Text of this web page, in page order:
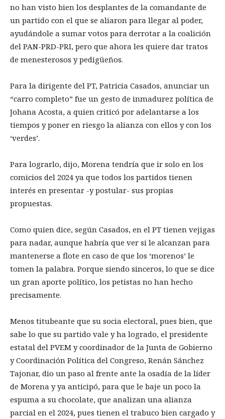
no han visto bien los desplantes de la comandante de
un partido con el que se aliaron para llegar al poder,
ayudándole a sumar votos para derrotar a la coalición
del PAN-PRD-PRI, pero que ahora les quiere dar tratos
de menesterosos y pedigüeños.
Para la dirigente del PT, Patricia Casados, anunciar un
“carro completo” fue un gesto de inmadurez política de
Johana Acosta, a quien criticó por adelantarse a los
tiempos y poner en riesgo la alianza con ellos y con los
‘verdes’.
Para lograrlo, dijo, Morena tendría que ir solo en los
comicios del 2024 ya que todos los partidos tienen
interés en presentar -y postular- sus propias
propuestas.
Como quien dice, según Casados, en el PT tienen vejigas
para nadar, aunque habría que ver si le alcanzan para
mantenerse a flote en caso de que los ‘morenos’ le
tomen la palabra. Porque siendo sinceros, lo que se dice
un gran aporte político, los petistas no han hecho
precisamente.
Menos titubeante que su socia electoral, pues bien, que
sabe lo que su partido vale y ha logrado, el presidente
estatal del PVEM y coordinador de la Junta de Gobierno
y Coordinación Política del Congreso, Renán Sánchez
Tajonar, dio un paso al frente ante la osadía de la líder
de Morena y ya anticipó, para que le baje un poco la
espuma a su chocolate, que analizan una alianza
parcial en el 2024, pues tienen el trabuco bien cargado y